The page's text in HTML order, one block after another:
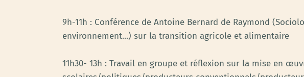
9h-11h : Conférence de Antoine Bernard de Raymond
environnement...) sur la transition agricole et alimentaire
11h30- 13h : Travail en groupe et réflexion sur la mise en